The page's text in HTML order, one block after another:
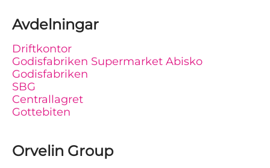
Avdelningar
Driftkontor
Godisfabriken Supermarket Abisko
Godisfabriken
SBG
Centrallagret
Gottebiten
Orvelin Group